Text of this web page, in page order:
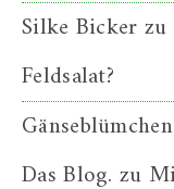
Silke Bickerzu
Feldsalat?
Das Blog. zu